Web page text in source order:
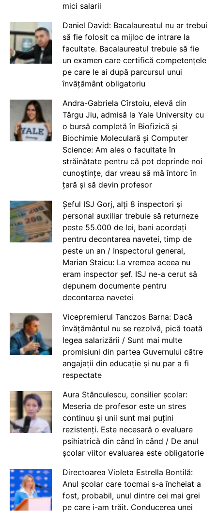
mici salarii
Daniel David: Bacalaureatul nu ar trebui
să fie folosit ca mijloc de intrare la
facultate. Bacalaureatul trebuie să fie
un examen care certifică competențele
pe care le ai după parcursul unui
învățământ obligatoriu
Andra-Gabriela Cîrstoiu, elevă din
Târgu Jiu, admisă la Yale University cu
o bursă completă în Biofizică și
Biochimie Moleculară și Computer
Science: Am ales o facultate în
străinătate pentru că pot deprinde noi
cunoștințe, dar vreau să mă întorc în
țară și să devin profesor
Șeful ISJ Gorj, alți 8 inspectori și
personal auxiliar trebuie să returneze
peste 55.000 de lei, bani acordați
pentru decontarea navetei, timp de
peste un an / Inspectorul general,
Marian Staicu: La vremea aceea nu
eram inspector șef. ISJ ne-a cerut să
depunem documente pentru
decontarea navetei
Vicepremierul Tanczos Barna: Dacă
învățământul nu se rezolvă, pică toată
legea salarizării / Sunt mai multe
promisiuni din partea Guvernului către
angajații din educație și nu par a fi
respectate
Aura Stănculescu, consilier școlar:
Meseria de profesor este un stres
continuu și unii sunt mai puțini
rezistenți. Este necesară o evaluare
psihiatrică din când în când / De anul
școlar viitor evaluarea este obligatorie
Directoarea Violeta Estrella Bontilă:
Anul școlar care tocmai s-a încheiat a
fost, probabil, unul dintre cei mai grei
pe care i-am trăit. Conducerea unei